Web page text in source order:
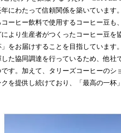
にわたって信頼関係を築いています
ーヒー飲料で使用するコーヒー豆も
より生産者がつくったコーヒー豆を
をお届けすることを目指しています。
た協同調達を行っているため、他社
す。加えて、タリーズコーヒーのシ
を提供し続けており、「最高の一杯